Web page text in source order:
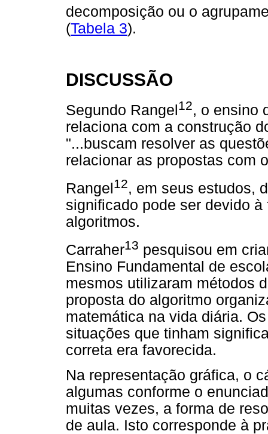
decomposição ou o
(Tabela 3).
DISCUSSÃO
Segundo Rangel12, o ensino
relaciona com a construção
"...buscam resolver as
relacionar as propostas com
Rangel 12, em seus estudos,
significado pode ser devido
algoritmos.
Carraher13 pesquisou em
Ensino Fundamental de
mesmos utilizaram métodos
proposta do algoritmo
matemática na vida diária.
situações que tinham
correta era favorecida.
Na representação gráfica, o
algumas conforme o
muitas vezes, a forma de
de aula. Isto corresponde à